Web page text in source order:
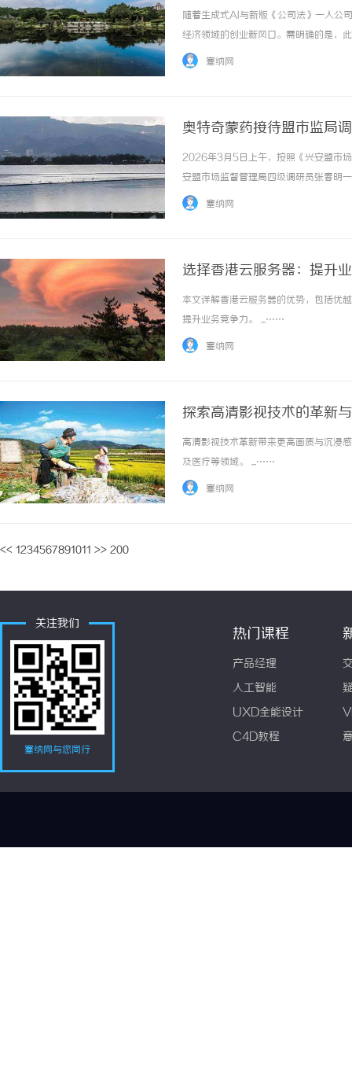
随着生成式AI与新版《公司法》一人
经济领域的创业新风口。需明确的是
态。目前北京已形成多点开花的OPC
塞纳网
奥特奇蒙药接待盟市监局
2026年3月5日上午，按照《兴安盟市
安盟市场监督管理局四级调研员张春明
方案（2026—2030年）》核心要求，
塞纳网
选择香港云服务器：提升
本文详解香港云服务器的优势，包括优
提升业务竞争力。 ...……
塞纳网
探索高清影视技术的革新
高清影视技术革新带来更高画质与沉浸
及医疗等领域。 ...……
塞纳网
<< 1234567891011 >> 200
关注我们
塞纳网与您同行
热门课程
产品经理
人工智能
UXD全能设计
C4D教程